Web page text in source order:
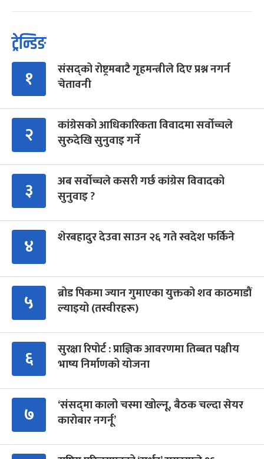
ट्रेन्डिङ
१
संसद्को रोष्ट्रमबाटै गृहमन्त्रीले दिए प्रश्न नगर्न
चेतावनी
२
कांग्रेसको आधिकारिकता विवादमा सर्वोच्चले
सुरुदेखि सुनुवाइ गर्ने
३
अब सर्वोच्चले कसरी गर्छ कांग्रेस विवादको
सुनुवाइ ?
४ शेरबहादुर देउवा साउन २६ गते स्वदेश फर्किने
५
ब्रोड पिकमा ज्यान गुमाएका युक्तको शव काठमाडौं
ल्याइयो (तस्वीरहरू)
६
सुरक्षा रिपोर्ट : प्राज्ञिक आवरणमा तिब्बत पक्षीय
भाष्य निर्माणको योजना
७
‘संसद्‍मा कालो चस्मा खोल्नू, बैठक चल्दा सेयर
कारोबार नगर्नू’